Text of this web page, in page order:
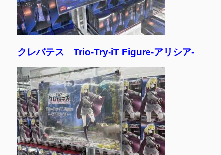
クレバテス Trio-Try-iT Figure-アリシア-